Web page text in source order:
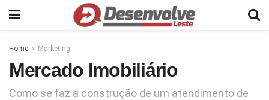
Home Marketing
Mercado Imobiliário
Como se faz a construção de um atendimento de